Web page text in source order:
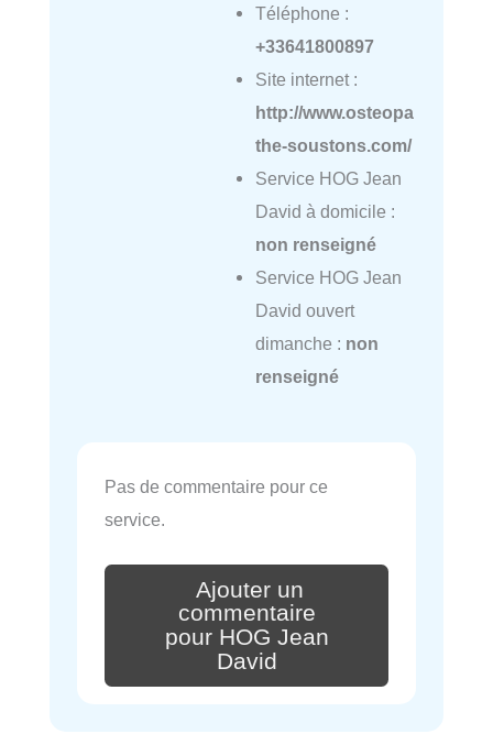
Téléphone :
+33641800897
Site internet :
http://www.osteopa
the-soustons.com/
Service HOG Jean
David à domicile :
non renseigné
Service HOG Jean
David ouvert
dimanche : non
renseigné
Pas de commentaire pour ce
service.
Ajouter un
commentaire
pour HOG Jean
David